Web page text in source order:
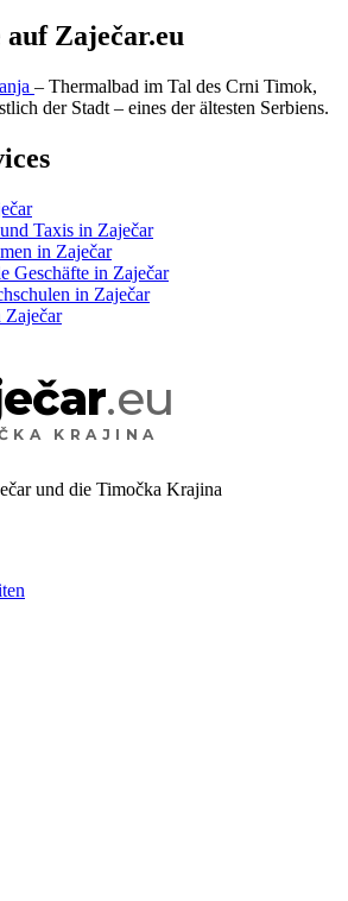
auf Zaječar.eu
– Thermalbad im Tal des Crni Timok,
der Stadt – eines der ältesten Serbiens.
Taxis in Zaječar
in Zaječar
Geschäfte in Zaječar
in Zaječar
Zaječar
.eu
KRAJINA
und die Timočka Krajina